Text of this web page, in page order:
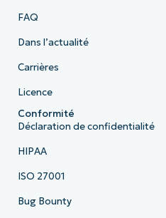
FAQ
Dans l’actualité
Carrières
Licence
Conformité
Déclaration de confidentialité
HIPAA
ISO 27001
Bug Bounty